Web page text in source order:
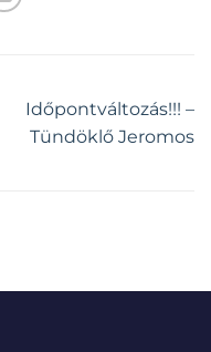
Időpontváltozás!!! –
Tündöklő Jeromos